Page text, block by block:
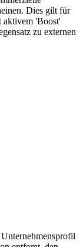
Dies gilt für
aktivem 'Boost'
zu externen